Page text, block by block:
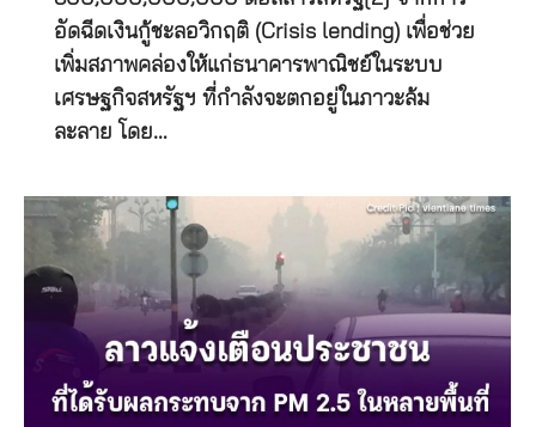
อัดฉีดเงินกู้ชะลอวิกฤติ (Crisis lending) เพื่อช่วย
เพิ่มสภาพคล่องให้แก่ธนาคารพาณิชย์ในระบบ
เศรษฐกิจสหรัฐฯ ที่กำลังจะตกอยู่ในภาวะล้ม
ละลาย โดย…